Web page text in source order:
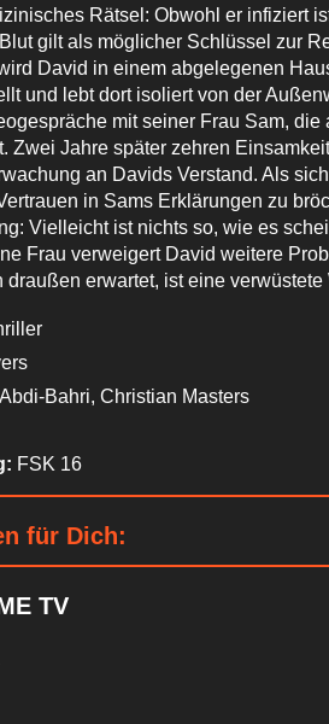
Rätsel: Obwohl er infiziert
gilt als möglicher Schlüssel zur
David in einem abgelegenen
und lebt dort isoliert von der
mit seiner Frau Sam, die
Zwei Jahre später zehren
an Davids Verstand. Als
in Sams Erklärungen zu
Vielleicht ist nichts so, wie es
Frau verweigert David weitere
draußen erwartet, ist eine
Bahri, Christian Masters
FSK 16
für Dich:
TV